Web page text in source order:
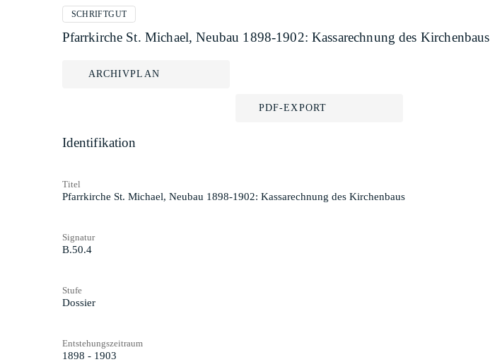
SCHRIFTGUT
Pfarrkirche St. Michael, Neubau 1898-1902: Kassarechnung des Kirchenbaus
ARCHIVPLAN
PDF-EXPORT
Identifikation
Titel
Pfarrkirche St. Michael, Neubau 1898-1902: Kassarechnung des Kirchenbaus
Signatur
B.50.4
Stufe
Dossier
Entstehungszeitraum
1898 - 1903